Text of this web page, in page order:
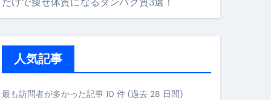
安で手に入れる方法
イド
人気記事
最も訪問者が多かった記事 10 件 (過去 28 日間)